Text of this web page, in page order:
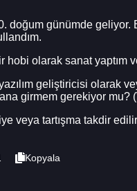
doğum günümde
hobi olarak sanat
geliştiricisi olarak
girmem gerekiyor mu?
veya tartışma takdir edilir
Kopyala